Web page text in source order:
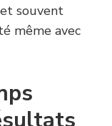
souvent
même avec